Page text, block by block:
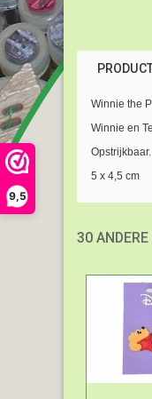
9,5
Winnie the
Winnie en
Opstrijkbaar.
5 x 4,5 cm
30